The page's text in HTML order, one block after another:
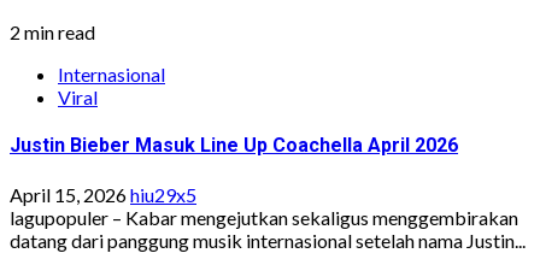
2 min read
Internasional
Viral
Justin Bieber Masuk Line Up Coachella April 2026
April 15, 2026hiu29x5
lagupopuler – Kabar mengejutkan sekaligus menggembirakan
datang dari panggung musik internasional setelah nama Justin...